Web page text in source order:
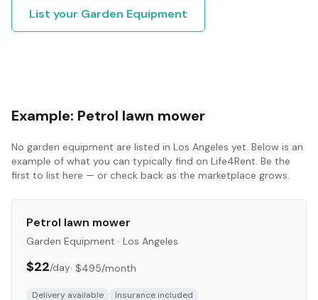
List your Garden Equipment
Example: Petrol lawn mower
No garden equipment are listed in Los Angeles yet. Below is an
example of what you can typically find on Life4Rent. Be the
first to list here — or check back as the marketplace grows.
Petrol lawn mower
Garden Equipment · Los Angeles
$22/day· $495/month
Delivery available Insurance included